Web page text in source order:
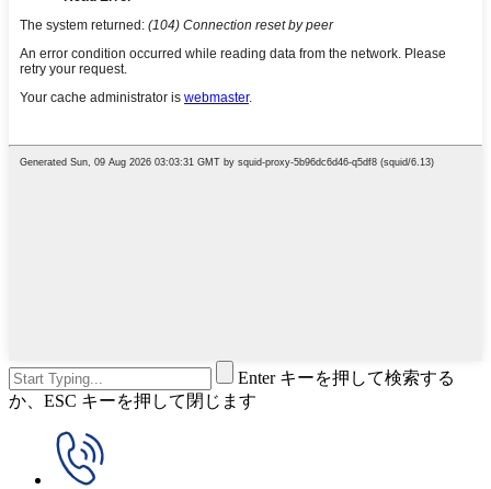
Enter キーを押して検索する
か、ESC キーを押して閉じます